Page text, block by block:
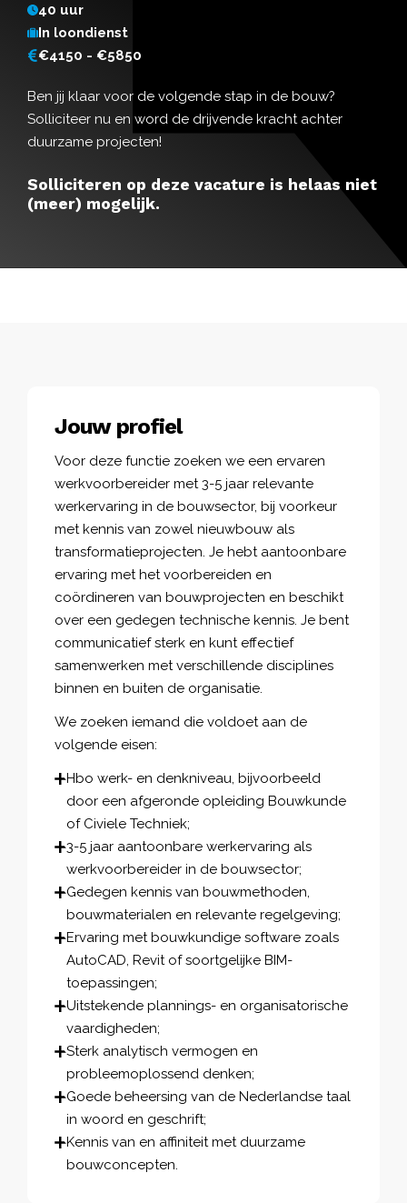
40 uur
In loondienst
€4150 - €5850
Ben jij klaar voor de volgende stap in de bouw?
Solliciteer nu en word de drijvende kracht achter
duurzame projecten!
Solliciteren op deze vacature is helaas niet
(meer) mogelijk.
Jouw profiel
Voor deze functie zoeken we een ervaren
werkvoorbereider met 3-5 jaar relevante
werkervaring in de bouwsector, bij voorkeur
met kennis van zowel nieuwbouw als
transformatieprojecten. Je hebt aantoonbare
ervaring met het voorbereiden en
coördineren van bouwprojecten en beschikt
over een gedegen technische kennis. Je bent
communicatief sterk en kunt effectief
samenwerken met verschillende disciplines
binnen en buiten de organisatie.
We zoeken iemand die voldoet aan de
volgende eisen:
Hbo werk- en denkniveau, bijvoorbeeld
door een afgeronde opleiding Bouwkunde
of Civiele Techniek;
3-5 jaar aantoonbare werkervaring als
werkvoorbereider in de bouwsector;
Gedegen kennis van bouwmethoden,
bouwmaterialen en relevante regelgeving;
Ervaring met bouwkundige software zoals
AutoCAD, Revit of soortgelijke BIM-
toepassingen;
Uitstekende plannings- en organisatorische
vaardigheden;
Sterk analytisch vermogen en
probleemoplossend denken;
Goede beheersing van de Nederlandse taal
in woord en geschrift;
Kennis van en affiniteit met duurzame
bouwconcepten.